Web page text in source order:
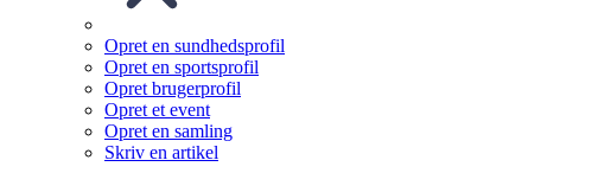
Opret en sundhedsprofil
Opret en sportsprofil
Opret brugerprofil
Opret et event
Opret en samling
Skriv en artikel